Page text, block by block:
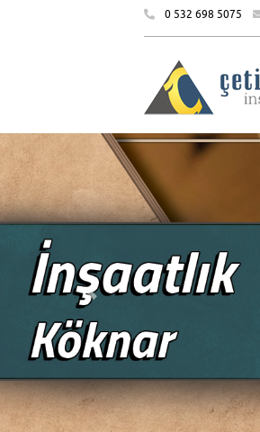
0 532 698 5075
Önceki